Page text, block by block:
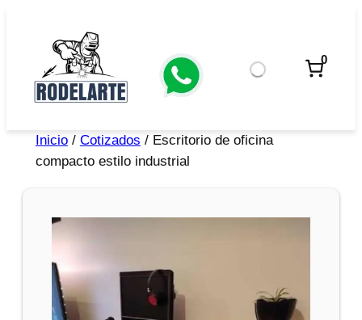
0
Inicio/ Cotizados / Escritorio de oficina
compacto estilo industrial